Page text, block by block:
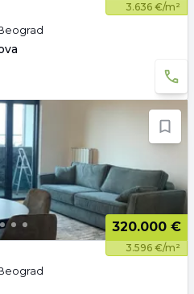
3.636 €/m²
320.000 €
3.596 €/m²